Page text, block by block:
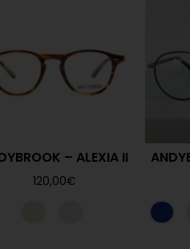
– ALEXIA II
120,00€